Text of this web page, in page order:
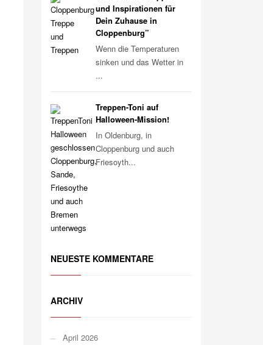
und Inspirationen für
Dein Zuhause in
Cloppenburg”
Wenn die Temperaturen
sinken und das Wetter in
...
Treppen-Toni auf
Halloween-Mission!
In Oldenburg, in
Cloppenburg und auch
Friesoyth...
NEUESTE KOMMENTARE
ARCHIV
April 2026